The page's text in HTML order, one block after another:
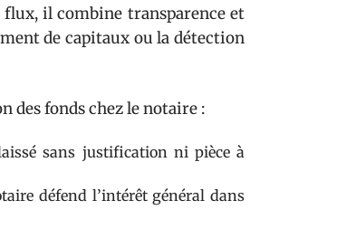
il combine transparence et
de capitaux ou la détection
des fonds chez le notaire :
sans justification ni pièce à
défend l’intérêt général dans